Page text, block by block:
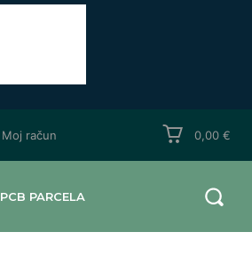
Moj račun 0,00 €
PCB PARCELA